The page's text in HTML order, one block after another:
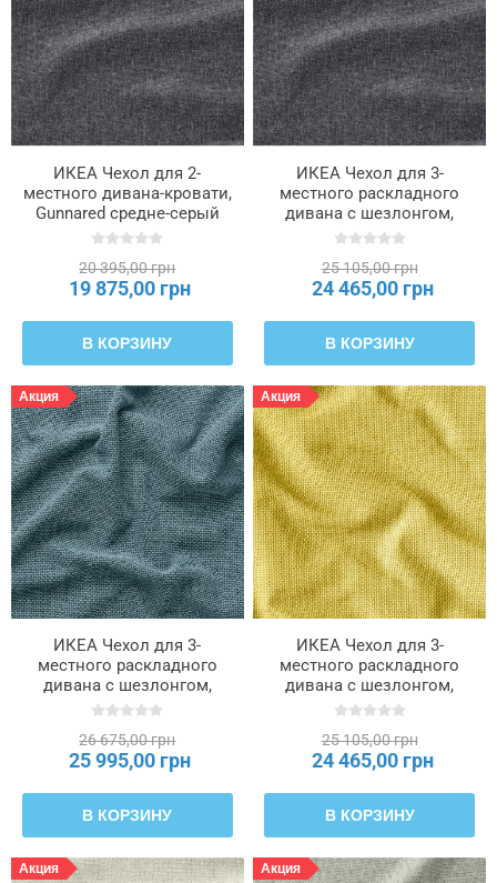
ИКЕА Чехол для 2-
местного дивана-кровати,
Gunnared средне-серый
цвет SALTSJÖBADEN,
20 395,00 грн
19 875,00 грн
В КОРЗИНУ
ИКЕА Чехол для 3-
местного раскладного
дивана с шезлонгом,
Gunnared средне-серый
006.171.68
25 105,00 грн
24 465,00 грн
В КОРЗИНУ
Акция
ИКЕА Чехол для 3-
местного раскладного
дивана с шезлонгом,
Fridtuna темно-серо-синий
506.170.24
26 675,00 грн
25 995,00 грн
В КОРЗИНУ
Акция
ИКЕА Чехол для 3-
местного раскладного
дивана с шезлонгом,
Fridtuna желтый
306.170.58
25 105,00 грн
24 465,00 грн
В КОРЗИНУ
Акция Акция